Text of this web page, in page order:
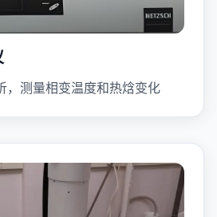
，测量相变温度和热焓变化